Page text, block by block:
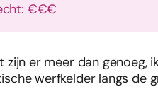
€€€
zijn er meer dan genoeg,
werfkelder langs